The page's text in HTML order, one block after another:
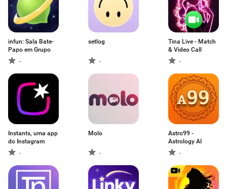
infun: Sala Bate-
Papo em Grupo
-
setlog
-
Tina Live - Match
& Video Call
-
Instants, uma app
do Instagram
-
Molo
-
Astro99 -
Astrology AI
-